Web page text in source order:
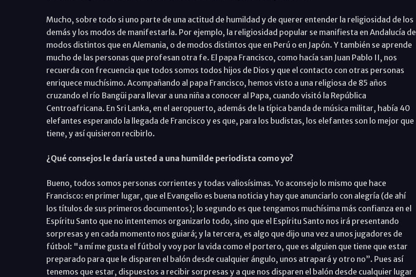
Mucho, sobre todo si uno parte de una actitud de humildad y de querer entender la religiosidad de los
demás y los modos de manifestarla. Por ejemplo, la religiosidad popular se manifiesta en Andalucía de
modos distintos que en Alemania, o de modos distintos que en Perú o en Japón. Y también se aprende
mucho de las personas que profesan otra fe. El papa Francisco, como hacía san Juan Pablo II, nos
recuerda con frecuencia que todos somos todos hijos de Dios y que el contacto con otras personas
enriquece muchísimo. Acompañando al papa Francisco, hemos visto a una religiosa de 85 años
cruzando el río Bangüi para llevar a una niña a conocer al Papa, cuando visitó la República
Centroafricana. En Sri Lanka, en el aeropuerto, además de la típica banda de música militar, había 40
elefantes esperando la llegada de Francisco y es que, para los budistas, los elefantes son lo mejor que
tiene, y así quisieron recibirlo.
¿Qué consejos le daría usted a una humilde periodista como yo?
Bueno, todos somos personas corrientes y todas valiosísimas. Yo aconsejo lo mismo que hace
Francisco: en primer lugar, que el Evangelio es buena noticia y hay que anunciarlo con alegría (de ahí
los títulos de sus primeros documentos); lo segundo es que tengamos muchísima más confianza en el
Espíritu Santo que no intentemos organizarlo todo, sino que el Espíritu Santo nos irá presentando
sorpresas y en cada momento nos guiará; y la tercera, es algo que dijo una vez a unos jugadores de
fútbol: "a mí me gusta el fútbol y voy por la vida como el portero, que es alguien que tiene que estar
preparado para que le disparen el balón desde cualquier ángulo, unos atrapará y otro no”. Pues así
tenemos que estar, dispuestos a recibir sorpresas y a que nos disparen el balón desde cualquier lugar